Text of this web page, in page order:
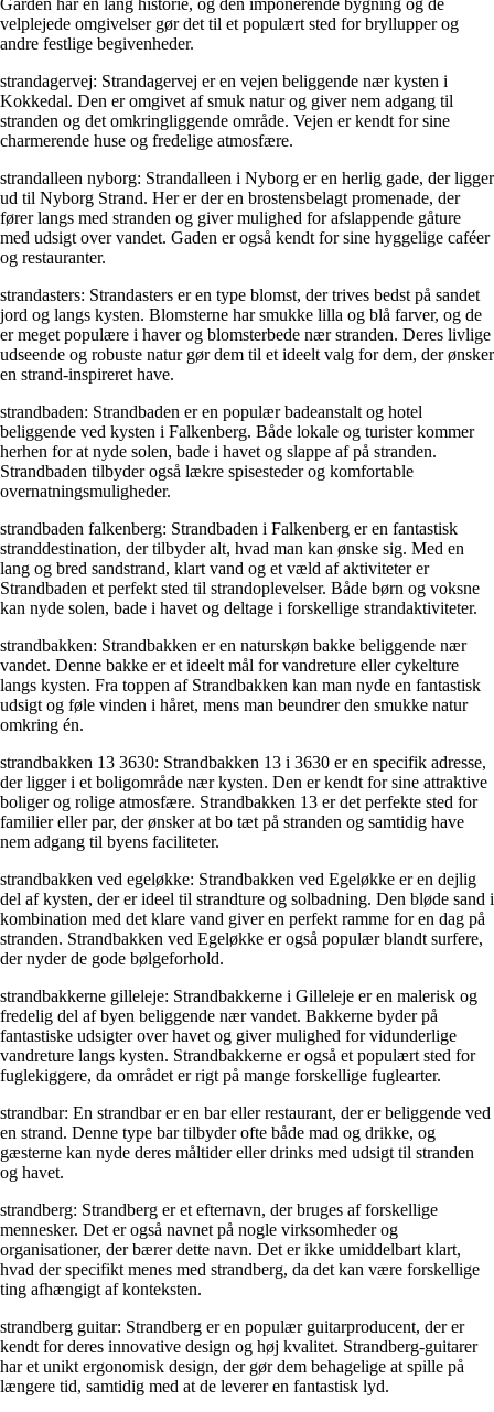
velplejede omgivelser gør det til et populært sted for bryllupper og
andre festlige begivenheder.
strandagervej: Strandagervej er en vejen beliggende nær kysten i
Kokkedal. Den er omgivet af smuk natur og giver nem adgang til
stranden og det omkringliggende område. Vejen er kendt for sine
charmerende huse og fredelige atmosfære.
strandalleen nyborg: Strandalleen i Nyborg er en herlig gade, der ligger
ud til Nyborg Strand. Her er der en brostensbelagt promenade, der
fører langs med stranden og giver mulighed for afslappende gåture
med udsigt over vandet. Gaden er også kendt for sine hyggelige caféer
og restauranter.
strandasters: Strandasters er en type blomst, der trives bedst på sandet
jord og langs kysten. Blomsterne har smukke lilla og blå farver, og de
er meget populære i haver og blomsterbede nær stranden. Deres livlige
udseende og robuste natur gør dem til et ideelt valg for dem, der ønsker
en strand-inspireret have.
strandbaden: Strandbaden er en populær badeanstalt og hotel
beliggende ved kysten i Falkenberg. Både lokale og turister kommer
herhen for at nyde solen, bade i havet og slappe af på stranden.
Strandbaden tilbyder også lækre spisesteder og komfortable
overnatningsmuligheder.
strandbaden falkenberg: Strandbaden i Falkenberg er en fantastisk
stranddestination, der tilbyder alt, hvad man kan ønske sig. Med en
lang og bred sandstrand, klart vand og et væld af aktiviteter er
Strandbaden et perfekt sted til strandoplevelser. Både børn og voksne
kan nyde solen, bade i havet og deltage i forskellige strandaktiviteter.
strandbakken: Strandbakken er en naturskøn bakke beliggende nær
vandet. Denne bakke er et ideelt mål for vandreture eller cykelture
langs kysten. Fra toppen af Strandbakken kan man nyde en fantastisk
udsigt og føle vinden i håret, mens man beundrer den smukke natur
omkring én.
strandbakken 13 3630: Strandbakken 13 i 3630 er en specifik adresse,
der ligger i et boligområde nær kysten. Den er kendt for sine attraktive
boliger og rolige atmosfære. Strandbakken 13 er det perfekte sted for
familier eller par, der ønsker at bo tæt på stranden og samtidig have
nem adgang til byens faciliteter.
strandbakken ved egeløkke: Strandbakken ved Egeløkke er en dejlig
del af kysten, der er ideel til strandture og solbadning. Den bløde sand i
kombination med det klare vand giver en perfekt ramme for en dag på
stranden. Strandbakken ved Egeløkke er også populær blandt surfere,
der nyder de gode bølgeforhold.
strandbakkerne gilleleje: Strandbakkerne i Gilleleje er en malerisk og
fredelig del af byen beliggende nær vandet. Bakkerne byder på
fantastiske udsigter over havet og giver mulighed for vidunderlige
vandreture langs kysten. Strandbakkerne er også et populært sted for
fuglekiggere, da området er rigt på mange forskellige fuglearter.
strandbar: En strandbar er en bar eller restaurant, der er beliggende ved
en strand. Denne type bar tilbyder ofte både mad og drikke, og
gæsterne kan nyde deres måltider eller drinks med udsigt til stranden
og havet.
strandberg: Strandberg er et efternavn, der bruges af forskellige
mennesker. Det er også navnet på nogle virksomheder og
organisationer, der bærer dette navn. Det er ikke umiddelbart klart,
hvad der specifikt menes med strandberg, da det kan være forskellige
ting afhængigt af konteksten.
strandberg guitar: Strandberg er en populær guitarproducent, der er
kendt for deres innovative design og høj kvalitet. Strandberg-guitarer
har et unikt ergonomisk design, der gør dem behagelige at spille på
længere tid, samtidig med at de leverer en fantastisk lyd.